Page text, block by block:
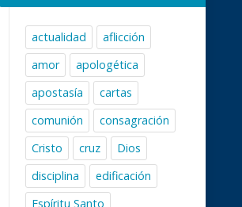
actualidad
aflicción
amor
apologética
apostasía
cartas
comunión
consagración
Cristo
cruz
Dios
disciplina
edificación
Espíritu Santo